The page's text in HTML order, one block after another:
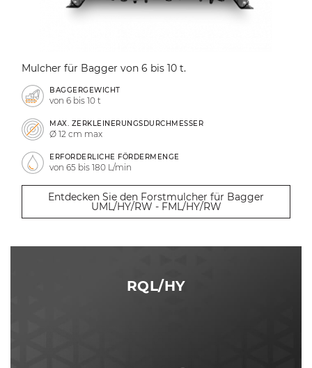
Mulcher für Bagger von 6 bis 10 t.
BAGGERGEWICHT
von 6 bis 10 t
MAX. ZERKLEINERUNGSDURCHMESSER
Ø 12 cm max
ERFORDERLICHE FÖRDERMENGE
von 65 bis 180 L/min
Entdecken Sie den Forstmulcher für Bagger
UML/HY/RW - FML/HY/RW
RQL/HY